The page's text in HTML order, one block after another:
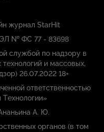
журнал StarHit
ЭЛ № ФС 77 - 83698
службой по надзору в
и массовых,
26.07.2022 18+
ответственностью
А. Ю.
органов (в том